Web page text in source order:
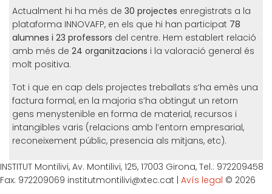
Actualment hi ha més de 30 projectes enregistrats a la
plataforma INNOVAFP, en els que hi han participat 78
alumnes i 23 professors del centre. Hem establert relació
amb més de 24 organitzacions i la valoració general és
molt positiva.
Tot i que en cap dels projectes treballats s’ha emès una
factura formal, en la majoria s’ha obtingut un retorn
gens menystenible en forma de material, recursos i
intangibles varis (relacions amb l’entorn empresarial,
reconeixement públic, presencia als mitjans, etc).
INSTITUT Montilivi, Av. Montilivi, 125, 17003 Girona, Tel.: 972209458
Fax: 972209069 institutmontilivi@xtec.cat | Avís legal © 2026